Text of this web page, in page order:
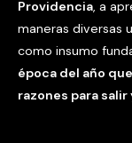
Providencia, a
maneras diversas
como insumo
época del año
razones para salir